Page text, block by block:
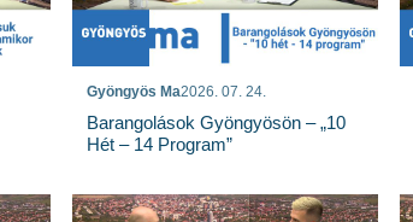
Gyöngyös Ma2026. 07. 24.
Barangolások Gyöngyösön – „10
Hét – 14 Program”